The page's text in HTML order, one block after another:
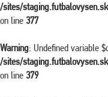
/sites/
on line 377
Warning: Undefined variable
/sites/
on line 379